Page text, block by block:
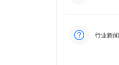
行业新闻